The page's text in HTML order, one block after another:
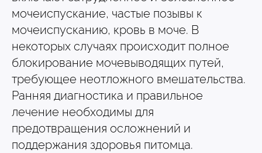
мочеиспускание, частые позывы к
мочеиспусканию, кровь в моче. В
некоторых случаях происходит полное
блокирование мочевыводящих путей,
требующее неотложного вмешательства.
Ранняя диагностика и правильное
лечение необходимы для
предотвращения осложнений и
поддержания здоровья питомца.